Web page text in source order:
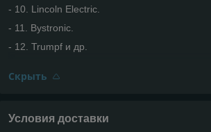
- 10. Lincoln Electric.
- 11. Bystronic.
- 12. Trumpf и др.
Скрыть
Условия доставки